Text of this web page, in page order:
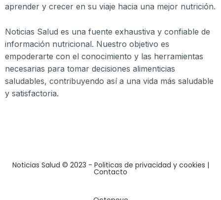
aprender y crecer en su viaje hacia una mejor nutrición.
Noticias Salud es una fuente exhaustiva y confiable de
información nutricional. Nuestro objetivo es
empoderarte con el conocimiento y las herramientas
necesarias para tomar decisiones alimenticias
saludables, contribuyendo así a una vida más saludable
y satisfactoria.
Noticias Salud © 2023 - Politicas de privacidad y cookies |
Contacto